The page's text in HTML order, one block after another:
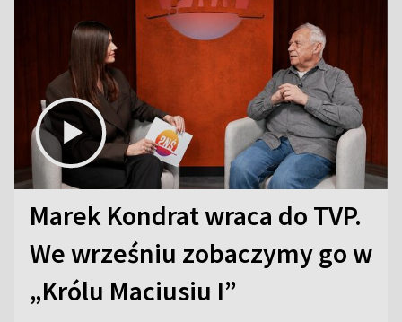
Marek Kondrat wraca do TVP.
We wrześniu zobaczymy go w
„Królu Maciusiu I”